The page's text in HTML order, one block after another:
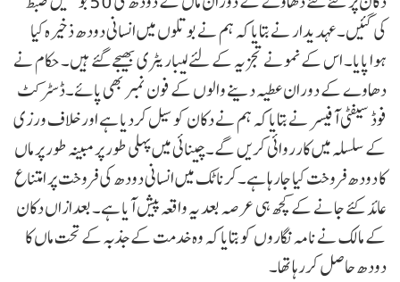
کی گئیں۔عہدیدار نے بتایا کہ ہم نے بوتلوں میں انسانی دودھ ذخیرہ کیا
ہوا پایا۔ اس کے نمونے تجزیہ کے لئے لیباریٹری بھیجے گئے ہیں۔ حکام نے
دھاوے کے دوران عطیہ دینے والوں کے فون نمبر بھی پائے۔ڈسٹرکٹ
فوڈ سیفٹی آفیسر نے بتایا کہ ہم نے دکان کو سیل کردیا ہے اور خلاف ورزی
کے سلسلہ میں کارروائی کریں گے۔ چینائی میں پہلی طور پر مبینہ طور پر ماں
کا دودھ فروخت کیا جارہا ہے۔کرناٹک میں انسانی دودھ کی فروخت پر امتناع
عائد کئے جانے کے کچھ ہی عرصہ بعد یہ واقعہ پیش آیا ہے۔ بعدازاں دکان
کے مالک نے نامہ نگاروں کو بتایا کہ وہ خدمت کے جذبہ کے تحت ماں کا
دودھ حاصل کررہا تھا۔